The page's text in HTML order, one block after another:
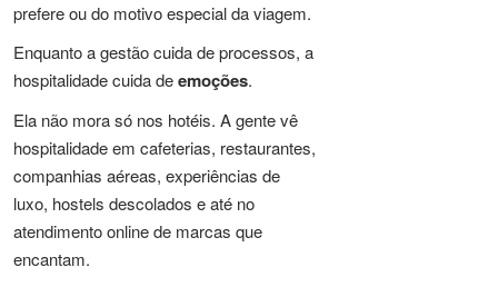
prefere ou do motivo especial da viagem.
Enquanto a gestão cuida de processos, a
hospitalidade cuida deemoções.
Ela não mora só nos hotéis. A gente vê
hospitalidade em cafeterias, restaurantes,
companhias aéreas, experiências de
luxo, hostels descolados e até no
atendimento online de marcas que
encantam.